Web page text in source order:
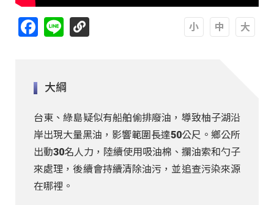
Facebook
Line
大綱
台東、綠島疑似有船舶偷排廢油，導致柚子湖沿
岸出現大量黑油，影響範圍長達50公尺。鄉公所
出動30名人力，陸續使用吸油棉、攔油索和勺子
來處理，後續會持續清除油污，並追查污染來源
在哪裡。